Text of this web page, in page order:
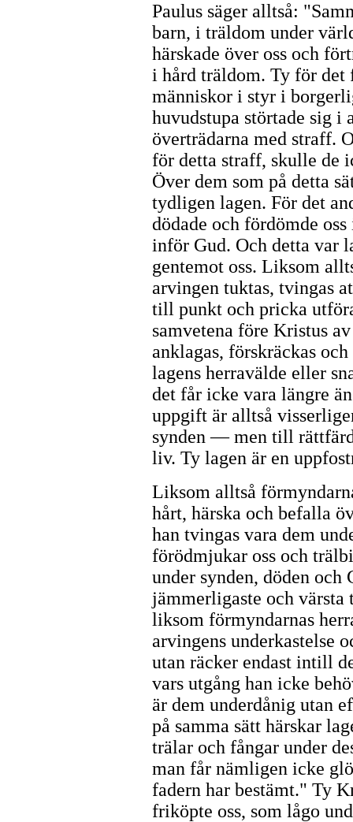
Paulus säger alltså:
barn, i träldom under
härskade över oss och
i hård träldom. Ty för det
människor i styr i
huvudstupa störtade sig i
överträdarna med straff.
för detta straff, skulle de
Över dem som på detta
tydligen lagen. För det
dödade och fördömde
inför Gud. Och detta var
gentemot oss. Liksom
arvingen tuktas, tvingas
till punkt och pricka
samvetena före Kristus
anklagas, förskräckas
lagens herravälde eller
det får icke vara längre
uppgift är alltså
synden — men till
liv. Ty lagen är en
Liksom alltså
hårt, härska och befalla
han tvingas vara dem
förödmjukar oss och
under synden, döden
jämmerligaste och värsta
liksom förmyndarnas
arvingens underkastelse
utan räcker endast intill
vars utgång han icke
är dem underdånig utan
på samma sätt härskar
trälar och fångar under
man får nämligen icke
fadern har bestämt." Ty
friköpte oss, som lågo